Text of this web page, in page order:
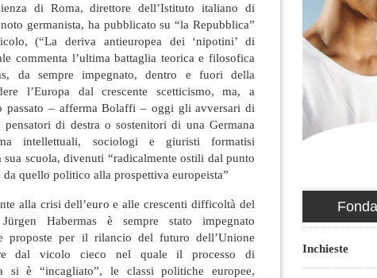
di Roma, direttore dell’Istituto italiano di
germanista, ha pubblicato su “la Repubblica”
(“La deriva antieuropea dei ‘nipotini’ di
commenta l’ultima battaglia teorica e filosofica
da sempre impegnato, dentro e fuori della
l’Europa dal crescente scetticismo, ma, a
passato – afferma Bolaffi – oggi gli avversari di
pensatori di destra o sostenitori di una Germana
ma intellettuali, sociologi e giuristi formatisi
sua scuola, divenuti “radicalmente ostili dal punto
quello politico alla prospettiva europeista”
alla crisi dell’euro e alle crescenti difficoltà del
Habermas è sempre stato impegnato
proposte per il rilancio del futuro dell’Unione
dal vicolo cieco nel quale il processo di
si è “incagliato”, le classi politiche europee,
Inchieste